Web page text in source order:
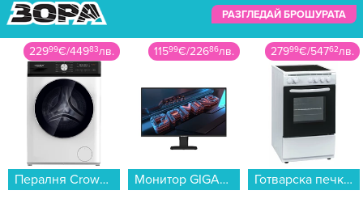
РАЗГЛЕДАЙ БРОШУРАТА
11599€/22686лв.
Монитор GIGABYTE GS25F2 , 24.50...
27999€/54762лв.
Готварска печка (ток) Crown 50C3MA , Бял , Керамични...
35900€/70215лв.
Конзола Nintendo Switch OLED (Red/Blue JOY-CON)...